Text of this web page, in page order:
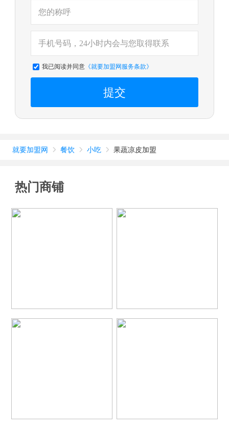
我已阅读并同意《就要加盟网服务条款》
提交
就要加盟网  餐饮  小吃  果蔬凉皮加盟
热门商铺